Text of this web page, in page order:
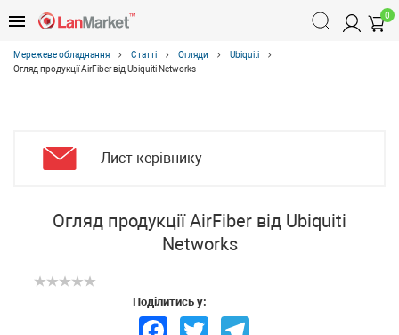
0
Мережеве обладнання Статті Огляди
Ubiquiti
Огляд продукції AirFiber від Ubiquiti Networks
Лист керівнику
Огляд продукції AirFiber від Ubiquiti
Networks
Поділитись у:
Facebook Twitter